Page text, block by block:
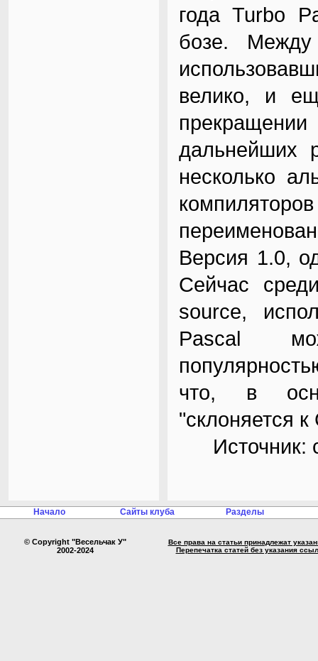
года Turbo
бозе. Между
велико, и
прекращении
дальнейших
несколько
Версия 1.0,
Сейчас
source,
Pascal
что, в
"склоняется к
Источник:
Начало Сайты клуба Разделы
© Copyright "Весельчак У"
2002-2024
Все права на статьи принадлежат
Перепечатка статей без указания